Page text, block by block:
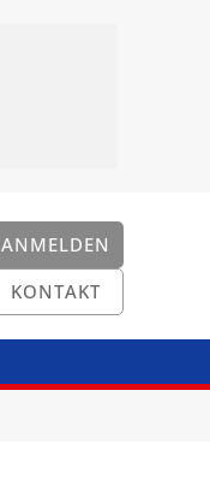
ANMELDEN
KONTAKT